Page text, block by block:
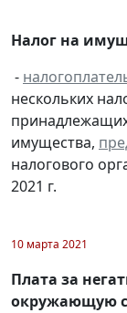
Налог на
-
нескольких
имущества,
налогового
2021 г.
10 марта 2021
Плата за
окружающую